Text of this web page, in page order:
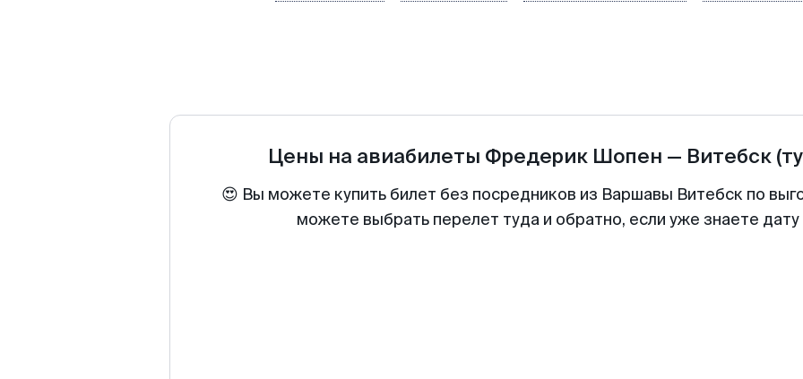
Цены на авиабилеты Фредерик Шопен — Витебск
😍 Вы можете купить билет без посредников из Варшавы Витебск по
можете выбрать перелет туда и обратно, если уже знаете